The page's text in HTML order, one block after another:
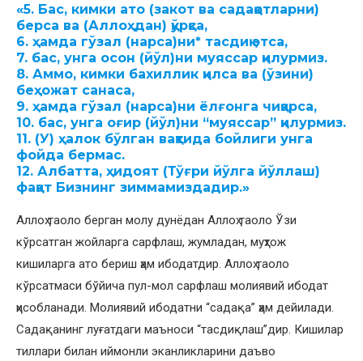
«5. Бас, кимки ато (закот ва садақотларни)
берса ва (Аллоҳдан) қўрқса,
6. ҳамда гўзал (нарса)ни* тасдиқ этса,
7. бас, унга осон (йўл)ни муяссар қилурмиз.
8. Аммо, кимки бахиллик қилса ва (ўзини)
беҳожат санаса,
9. ҳамда гўзал (нарса)ни ёлғонга чиқарса,
10. бас, унга оғир (йўл)ни “муяссар” қилурмиз.
11. (У) ҳалок бўлган вақтида бойлиги унга
фойда бермас.
12. Албатта, ҳидоят (Тўғри йўлга йўллаш)
фақат Бизнинг зиммамиздадир.»
Аллоҳ таоло берган молу дунёдан Аллоҳ таоло Ўзи
кўрсатган жойларга сарфлаш, жумладан, муҳтож
кишиларга ато бериш ҳам ибодатдир. Аллоҳ таоло
кўрсатмаси бўйича пул-мол сарфлаш молиявий ибодат
ҳисобланади. Молиявий ибодатни “садақа” ҳам дейилади.
Садақанинг луғатдаги маъноси “тасдиқлаш”дир. Кишилар
тиллари билан иймонли эканликларини даъво